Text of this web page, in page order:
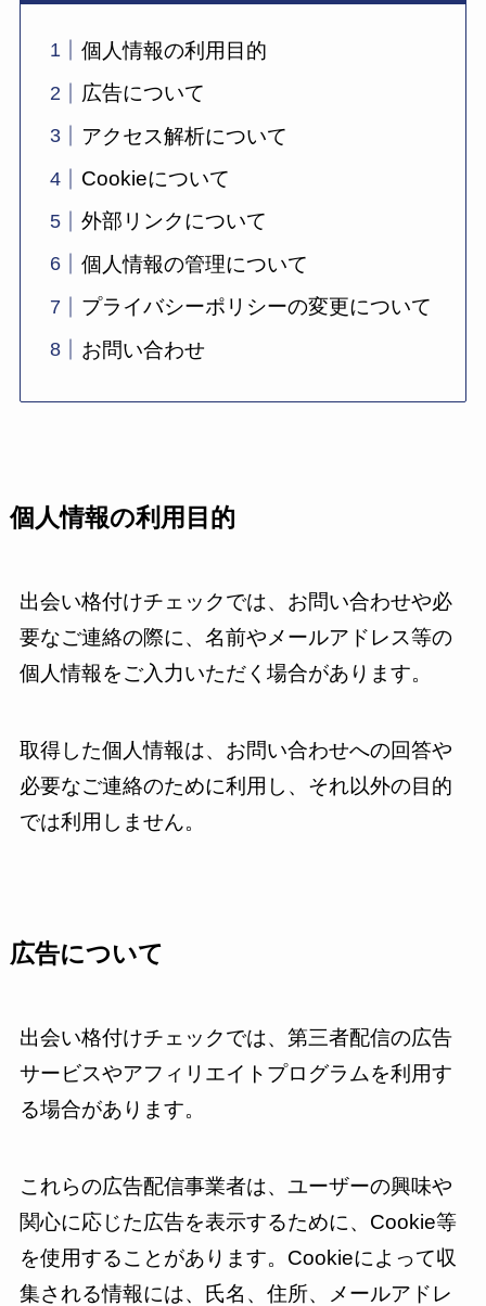
個人情報の利用目的
広告について
アクセス解析について
Cookieについて
外部リンクについて
個人情報の管理について
プライバシーポリシーの変更について
お問い合わせ
個人情報の利用目的
出会い格付けチェックでは、お問い合わせや必
要なご連絡の際に、名前やメールアドレス等の
個人情報をご入力いただく場合があります。
取得した個人情報は、お問い合わせへの回答や
必要なご連絡のために利用し、それ以外の目的
では利用しません。
広告について
出会い格付けチェックでは、第三者配信の広告
サービスやアフィリエイトプログラムを利用す
る場合があります。
これらの広告配信事業者は、ユーザーの興味や
関心に応じた広告を表示するために、Cookie等
を使用することがあります。Cookieによって収
集される情報には、氏名、住所、メールアドレ